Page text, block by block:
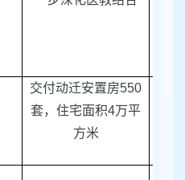
交付动迁安置房550
套，住宅面积4万平
方米